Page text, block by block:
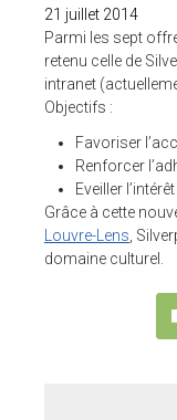
La
21 juillet 2014
Parmi les sept
retenu celle de
intranet
Objectifs :
Favoriser
Renforcer
Eveiller
Grâce à cette
Louvre-Lens ,
domaine culturel.